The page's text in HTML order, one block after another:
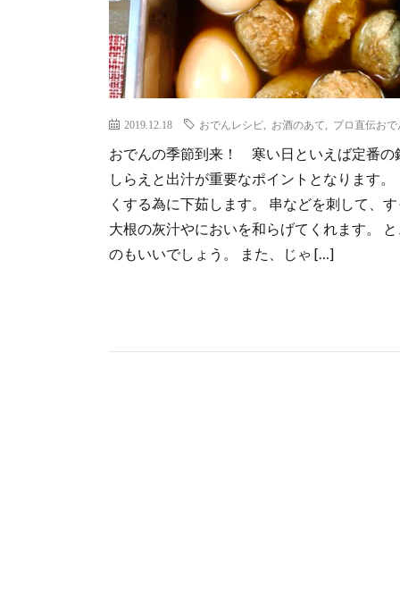
2019.12.18 おでんレシピ お酒のあて プロ直伝おで
おでんの季節到来！ 寒い日といえば定番の
しらえと出汁が重要なポイントとなります
くする為に下茹します。 串などを刺して、
大根の灰汁やにおいを和らげてくれます。
のもいいでしょう。 また、じゃ […]